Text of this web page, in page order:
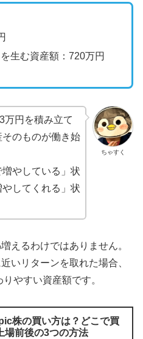
生む資産額：720万円
ちゃすく
万円を積み立て
のものが働き始
やしている」状
してくれる」状
えるわけではありません。
いリターンを取れた場合、
やすい資産額です。
株の買い方は？どこで買
場前後の3つの方法